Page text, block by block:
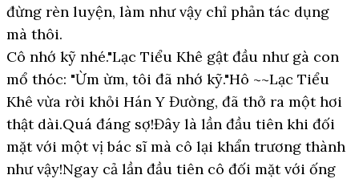
đừng rèn luyện, làm như vậy chỉ phản tác dụng
mà thôi.
Cô nhớ kỹ nhé."Lạc Tiểu Khê gật đầu như gà con
mổ thóc: "Ừm ừm, tôi đã nhớ kỹ."Hô ~~Lạc Tiểu
Khê vừa rời khỏi Hán Y Đường, đã thở ra một hơi
thật dài.Quá đáng sợ!Đây là lần đầu tiên khi đối
mặt với một vị bác sĩ mà cô lại khẩn trương thành
như vậy!Ngay cả lần đầu tiên cô đối mặt với ống